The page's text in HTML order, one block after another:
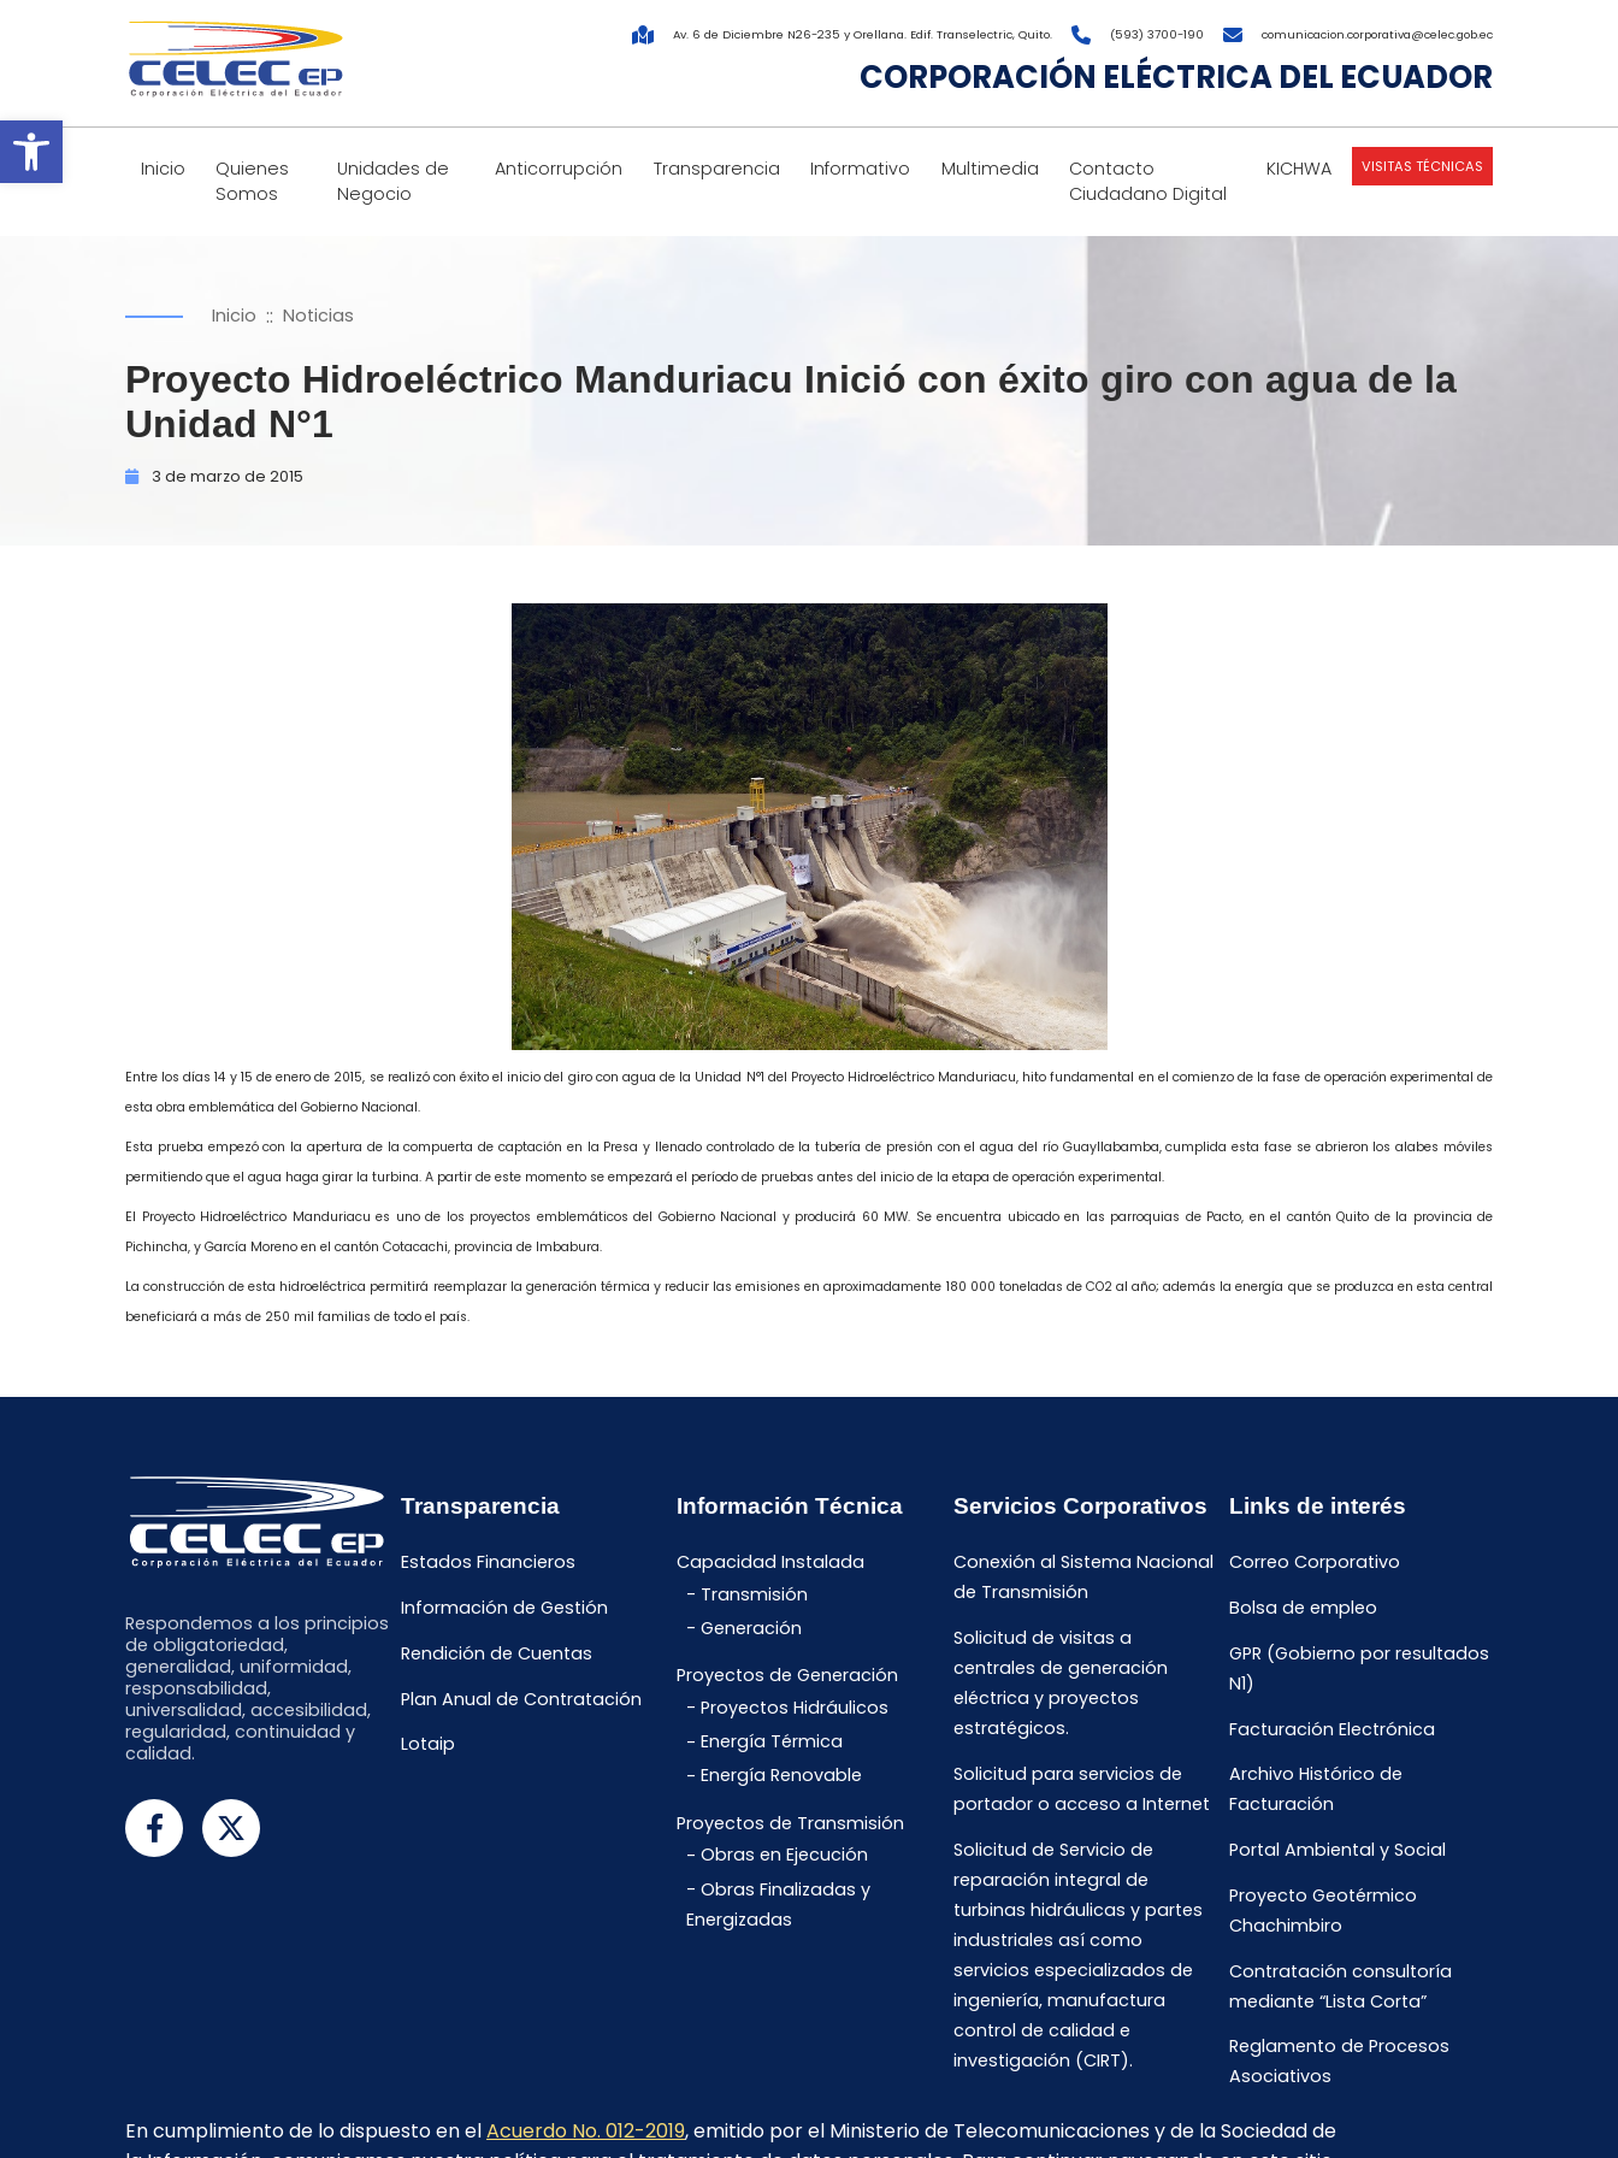
Abrir barra de herramientas
Av. 6 de Diciembre N26-235 y Orellana. Edif. Transelectric, Quito. (593) 3700-190 comunicacion.corporativa@celec.gob.ec
CORPORACIÓN ELÉCTRICA DEL ECUADOR
Inicio
Quienes
Somos
Unidades de
Negocio
Anticorrupción Transparencia Informativo Multimedia
Contacto
Ciudadano Digital
KICHWA VISITAS TÉCNICAS
Inicio :: Noticias
Proyecto Hidroeléctrico Manduriacu Inició con éxito giro con agua de la
Unidad N°1
3 de marzo de 2015
Entre los días 14 y 15 de enero de 2015, se realizó con éxito el inicio del giro con agua de la Unidad N°1 del Proyecto Hidroeléctrico Manduriacu, hito fundamental en el comienzo de la fase de operación experimental de
esta obra emblemática del Gobierno Nacional.
Esta prueba empezó con la apertura de la compuerta de captación en la Presa y llenado controlado de la tubería de presión con el agua del río Guayllabamba, cumplida esta fase se abrieron los alabes móviles
permitiendo que el agua haga girar la turbina. A partir de este momento se empezará el período de pruebas antes del inicio de la etapa de operación experimental.
El Proyecto Hidroeléctrico Manduriacu es uno de los proyectos emblemáticos del Gobierno Nacional y producirá 60 MW. Se encuentra ubicado en las parroquias de Pacto, en el cantón Quito de la provincia de
Pichincha, y García Moreno en el cantón Cotacachi, provincia de Imbabura.
La construcción de esta hidroeléctrica permitirá reemplazar la generación térmica y reducir las emisiones en aproximadamente 180 000 toneladas de CO2 al año; además la energía que se produzca en esta central
beneficiará a más de 250 mil familias de todo el país.
Respondemos a los principios
de obligatoriedad,
generalidad, uniformidad,
responsabilidad,
universalidad, accesibilidad,
regularidad, continuidad y
calidad.
Transparencia
Estados Financieros
Información de Gestión
Rendición de Cuentas
Plan Anual de Contratación
Lotaip
Información Técnica
Capacidad Instalada
Transmisión
Generación
Proyectos de Generación
Proyectos Hidráulicos
Energía Térmica
Energía Renovable
Proyectos de Transmisión
Obras en Ejecución
Obras Finalizadas y
Energizadas
Servicios Corporativos
Conexión al Sistema Nacional
de Transmisión
Solicitud de visitas a
centrales de generación
eléctrica y proyectos
estratégicos.
Solicitud para servicios de
portador o acceso a Internet
Solicitud de Servicio de
reparación integral de
turbinas hidráulicas y partes
industriales así como
servicios especializados de
ingeniería, manufactura
control de calidad e
investigación (CIRT).
Links de interés
Correo Corporativo
Bolsa de empleo
GPR (Gobierno por resultados
N1)
Facturación Electrónica
Archivo Histórico de
Facturación
Portal Ambiental y Social
Proyecto Geotérmico
Chachimbiro
Contratación consultoría
mediante “Lista Corta”
Reglamento de Procesos
Asociativos
En cumplimiento de lo dispuesto en elAcuerdo No. 012-2019, emitido por el Ministerio de Telecomunicaciones y de la Sociedad de